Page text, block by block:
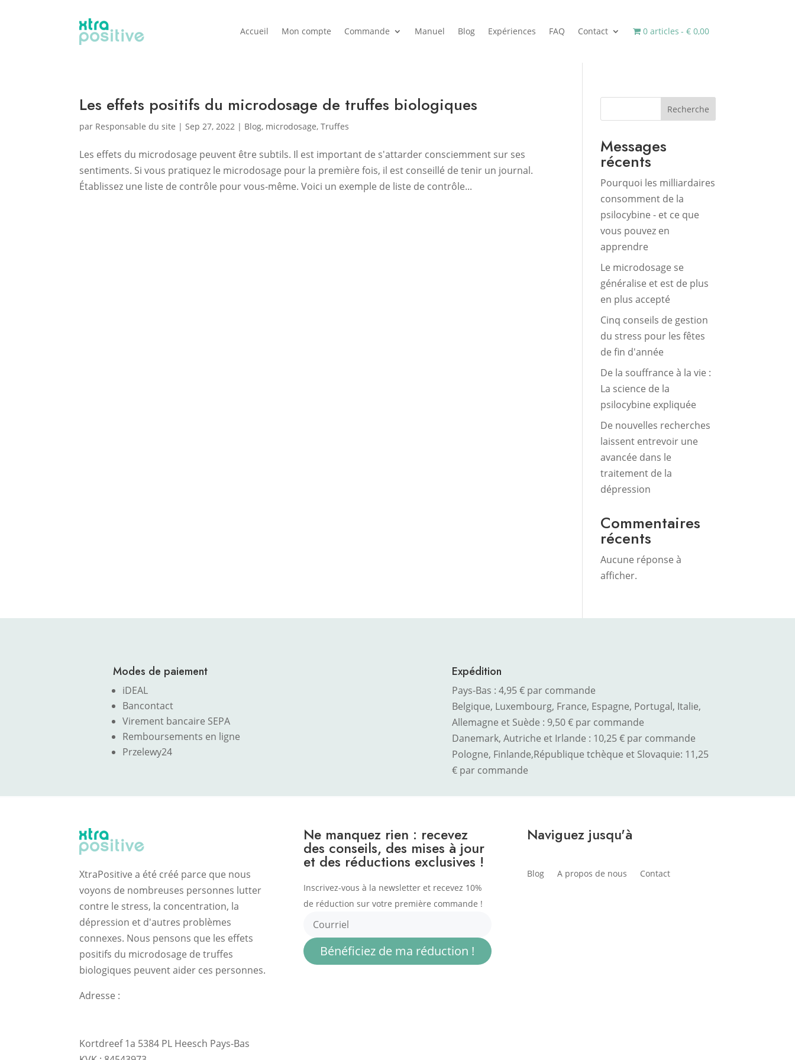
Accueil Mon compte Commande Manuel Blog Expériences FAQ Contact 0 articles € 0,00
Les effets positifs du microdosage de truffes biologiques
par Responsable du site |Sep 27, 2022 | Blog, microdosage,Truffes
Les effets du microdosage peuvent être subtils. Il est important de s'attarder consciemment sur ses
sentiments. Si vous pratiquez le microdosage pour la première fois, il est conseillé de tenir un journal.
Établissez une liste de contrôle pour vous-même. Voici un exemple de liste de contrôle...
Recherche
Messages
récents
Pourquoi les milliardaires
consomment de la
psilocybine - et ce que
vous pouvez en
apprendre
Le microdosage se
généralise et est de plus
en plus accepté
Cinq conseils de gestion
du stress pour les fêtes
de fin d'année
De la souffrance à la vie :
La science de la
psilocybine expliquée
De nouvelles recherches
laissent entrevoir une
avancée dans le
traitement de la
dépression
Commentaires
récents
Aucune réponse à
afficher.
Modes de paiement
iDEAL
Bancontact
Virement bancaire SEPA
Remboursements en ligne
Przelewy24
Expédition
Pays-Bas : 4,95 € par commande
Belgique, Luxembourg, France, Espagne, Portugal, Italie,
Allemagne et Suède : 9,50 € par commande
Danemark, Autriche et Irlande : 10,25 € par commande
Pologne, Finlande,République tchèque et Slovaquie: 11,25
€ par commande
XtraPositive a été créé parce que nous
voyons de nombreuses personnes lutter
contre le stress, la concentration, la
dépression et d'autres problèmes
connexes. Nous pensons que les effets
positifs du microdosage de truffes
biologiques peuvent aider ces personnes.
Adresse :
Kortdreef 1a 5384 PL Heesch Pays-Bas
Ne manquez rien : recevez
des conseils, des mises à jour
et des réductions exclusives !
Inscrivez-vous à la newsletter et recevez 10%
de réduction sur votre première commande !
Bénéficiez de ma réduction !
Naviguez jusqu'à
Blog A propos de nous Contact